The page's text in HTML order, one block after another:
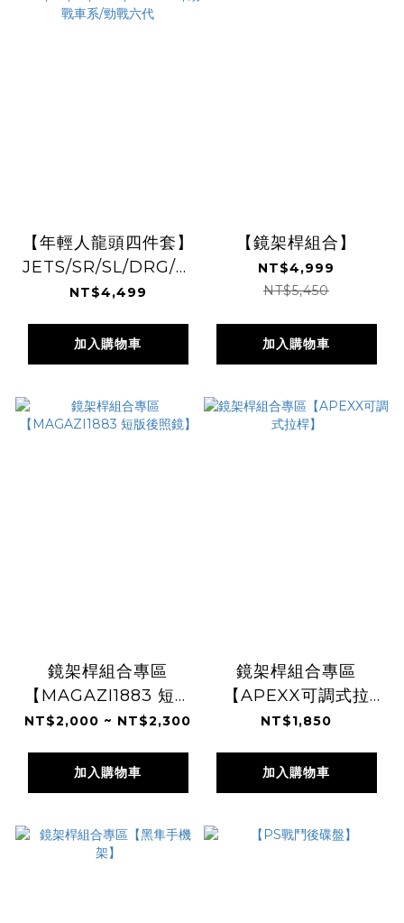
【年輕人龍頭四件套】
JETS/SR/SL/DRG/MMBCU/
勁戰車系/勁戰六代
NT$4,499
加入購物車
【鏡架桿組合】
NT$4,999
NT$5,450
加入購物車
鏡架桿組合專區
【MAGAZI1883 短版
後照鏡】
NT$2,000 ~ NT$2,300
加入購物車
鏡架桿組合專區
【APEXX可調式拉
桿】
NT$1,850
加入購物車